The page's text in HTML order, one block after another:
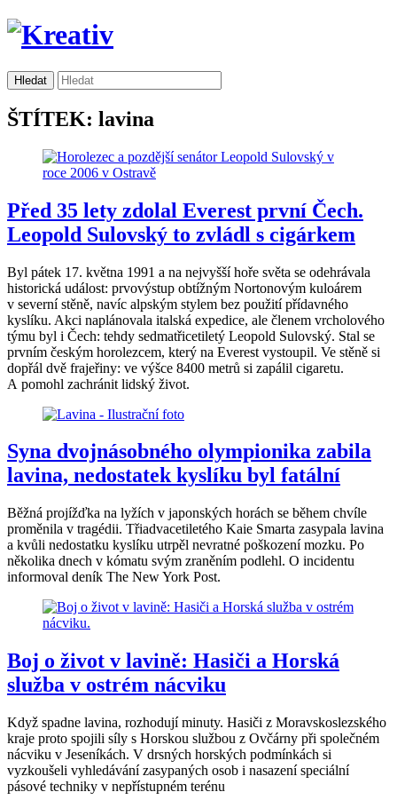
ŠTÍTEK: lavina
Před 35 lety zdolal Everest první Čech.
Leopold Sulovský to zvládl s cigárkem
Byl pátek 17. května 1991 a na nejvyšší hoře světa se odehrávala
historická událost: prvovýstup obtížným Nortonovým kuloárem
v severní stěně, navíc alpským stylem bez použití přídavného
kyslíku. Akci naplánovala italská expedice, ale členem vrcholového
týmu byl i Čech: tehdy sedmatřicetiletý Leopold Sulovský. Stal se
prvním českým horolezcem, který na Everest vystoupil. Ve stěně si
dopřál dvě frajeřiny: ve výšce 8400 metrů si zapálil cigaretu.
A pomohl zachránit lidský život.
Syna dvojnásobného olympionika zabila
lavina, nedostatek kyslíku byl fatální
Běžná projížďka na lyžích v japonských horách se během chvíle
proměnila v tragédii. Třiadvacetiletého Kaie Smarta zasypala lavina
a kvůli nedostatku kyslíku utrpěl nevratné poškození mozku. Po
několika dnech v kómatu svým zraněním podlehl. O incidentu
informoval deník The New York Post.
Boj o život v lavině: Hasiči a Horská
služba v ostrém nácviku
Když spadne lavina, rozhodují minuty. Hasiči z Moravskoslezského
kraje proto spojili síly s Horskou službou z Ovčárny při společném
nácviku v Jeseníkách. V drsných horských podmínkách si
vyzkoušeli vyhledávání zasypaných osob i nasazení speciální
pásové techniky v nepřístupném terénu